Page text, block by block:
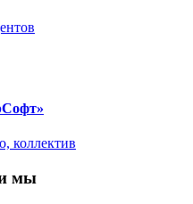
коллектив
мы